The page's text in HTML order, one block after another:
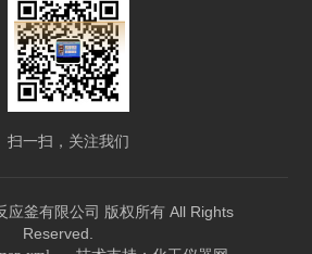
扫一扫，关注我们
应釜有限公司 版权所有 All Rights
Reserved.